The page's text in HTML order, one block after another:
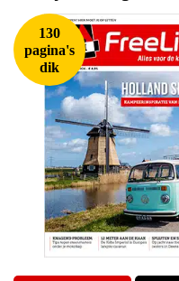
130
pagina's
dik